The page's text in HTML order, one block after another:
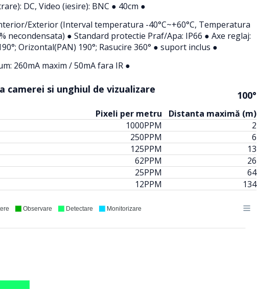
DC, Video (iesire): BNC ● 40cm ●
Exterior (Interval temperatura -40°C~+60°C, Temperatura
necondensata) ● Standard protectie Praf/Apa: IP66 ● Axe reglaj:
Orizontal(PAN) 190°; Rasucire 360° ● suport inclus ●
260mA maxim / 50mA fara IR ●
camerei si unghiul de vizualizare
100°
Pixeli per metru
Distanta maximă (m)
1000PPM
2
250PPM
6
125PPM
13
62PPM
26
25PPM
64
12PPM 134
Observare Detectare Monitorizare